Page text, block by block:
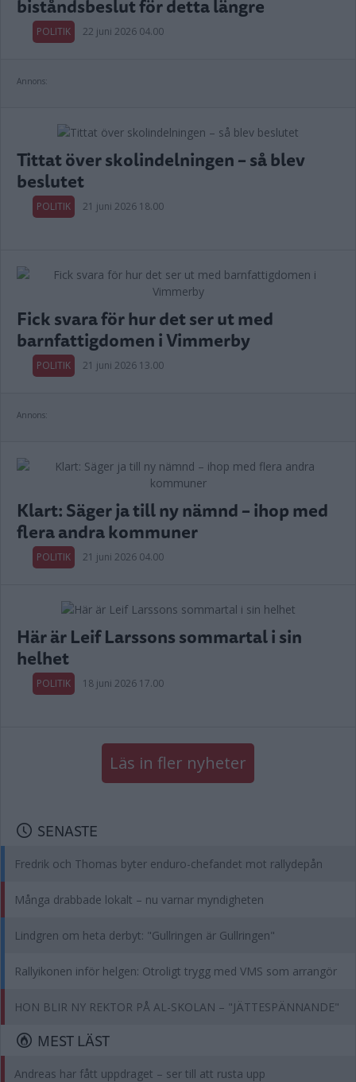
biståndsbeslut för detta längre
POLITIK 22 juni 2026 04.00
Annons:
Tittat över skolindelningen – så blev
beslutet
POLITIK 21 juni 2026 18.00
Fick svara för hur det ser ut med
barnfattigdomen i Vimmerby
POLITIK 21 juni 2026 13.00
Annons:
Klart: Säger ja till ny nämnd – ihop med
flera andra kommuner
POLITIK 21 juni 2026 04.00
Här är Leif Larssons sommartal i sin
helhet
POLITIK 18 juni 2026 17.00
Läs in fler nyheter
SENASTE
Fredrik och Thomas byter enduro-chefandet mot rallydepån
Många drabbade lokalt – nu varnar myndigheten
Lindgren om heta derbyt: "Gullringen är Gullringen"
Rallyikonen inför helgen: Otroligt trygg med VMS som arrangör
HON BLIR NY REKTOR PÅ AL-SKOLAN – "JÄTTESPÄNNANDE"
MEST LÄST
Andreas har fått uppdraget – ser till att rusta upp